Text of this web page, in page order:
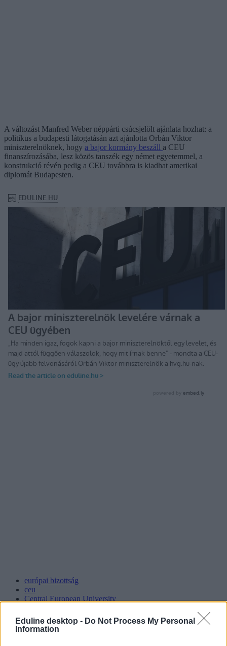
Eduline desktop - Do Not Process My Personal
Information
A változást Manfred Weber néppárti csúcsjelölt ajánlata hozhat: a
politikus a budapesti látogatásán azt ajánlotta Orbán Viktor
miniszterelnöknek, hogy a bajor kormány beszáll a CEU
finanszírozásába, lesz közös tanszék egy német egyetemmel, a
konstrukció révén pedig a CEU továbbra is kiadhat amerikai
diplomát Budapesten.
európai bizottság
ceu
Central European University
lex ceu
ceu-ügy